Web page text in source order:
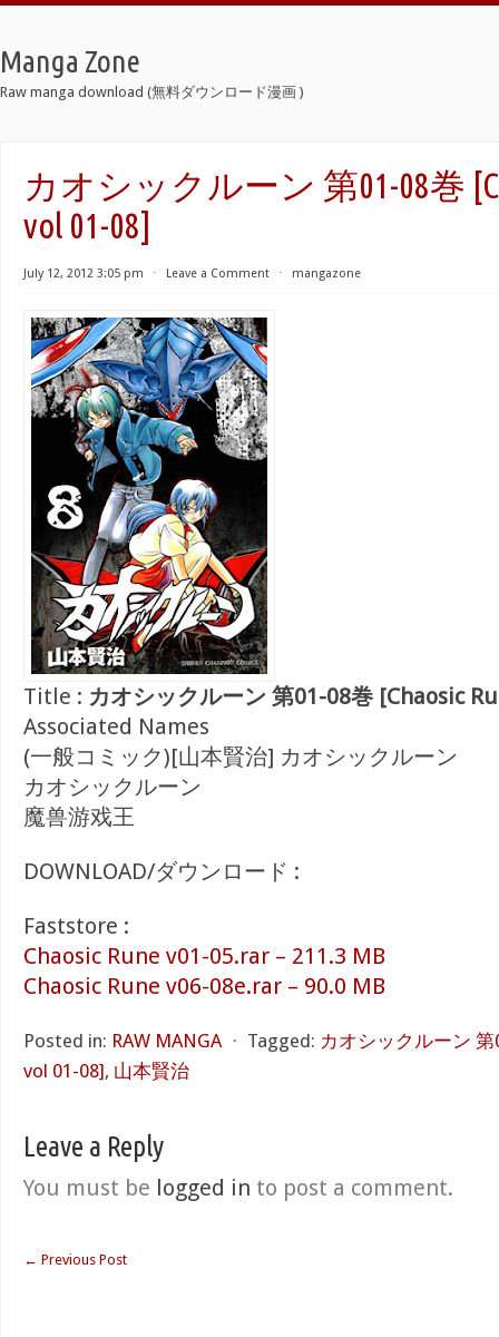
Manga Zone
Raw manga download (無料ダウンロード漫画 )
カオシックルーン 第01-08巻
vol 01-08]
July 12, 2012 3:05 pm ⋅ Leave a Comment ⋅ mangazone
Title : カオシックルーン 第01-08巻 [Chaosic
Associated Names
(一般コミック)[山本賢治] カオシックルーン
カオシックルーン
魔兽游戏王
DOWNLOAD/ダウンロード :
Faststore :
Chaosic Rune v01-05.rar – 211.3 MB
Chaosic Rune v06-08e.rar – 90.0 MB
Posted in: RAW MANGA ⋅ Tagged: カオシックルーン 第
vol 01-08], 山本賢治
Leave a Reply
You must be logged in to post a comment.
← Previous Post